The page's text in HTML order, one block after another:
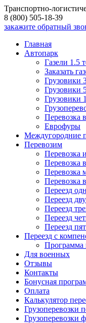
Транспортно-
8 (800) 505-18-39
закажите обратный
Главная
Автопарк
Газели 1.5
Заказать
Грузовики
Грузовики
Грузовики
Перевозка
Еврофуры
Междугородние
Перевозим
Перевозка
Перевозка
Перевозка
Перевозка
Переезд
Переезд
Переезд
Переезд
Переезд
Переезд с
Программа
Для военных
Отзывы
Контакты
Бонусная
Оплата
Калькулятор
Грузоперевозки
Грузоперевозки